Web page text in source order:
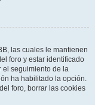
las cuales le mantienen
foro y estar identificado
el seguimiento de la
ha habilitado la opción.
foro, borrar las cookies